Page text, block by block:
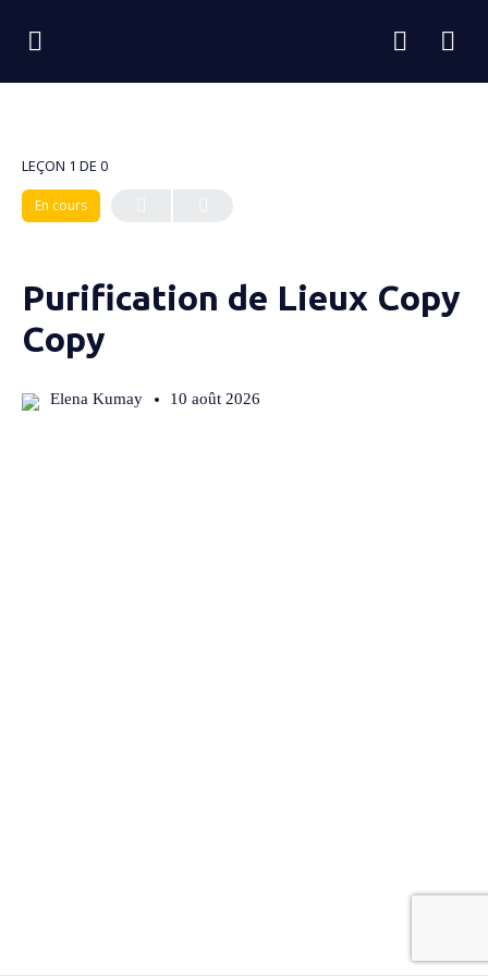
LEÇON 1 DE 0
En cours
Purification de Lieux Copy
Copy
Elena Kumay 10 août 2026